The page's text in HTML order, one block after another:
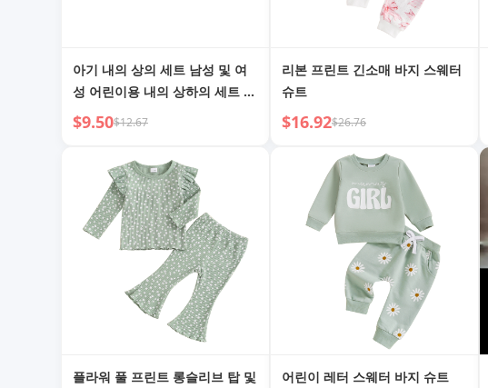
아기 내의 상의 세트 남성 및 여
성 어린이용 내의 상하의 세트 순
면 A급 히트텍 속옷 면 아기 기본
세트
$9.50$12.67
리본 프린트 긴소매 바지 스웨터
슈트
$16.92$26.76
플라워 풀 프린트 롱슬리브 탑 및
어린이 레터 스웨터 바지 슈트